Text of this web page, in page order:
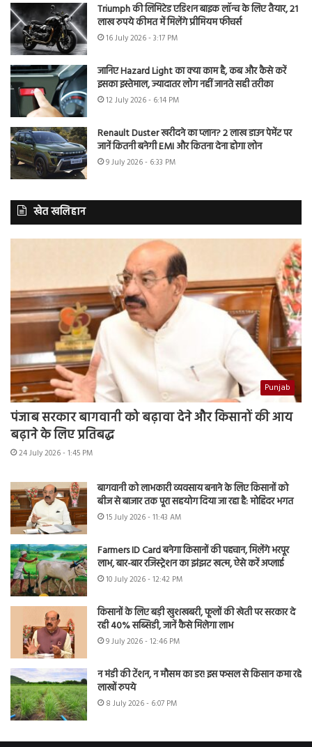
Triumph की लिमिटेड एडिशन बाइक लॉन्च के लिए तैयार, 21
लाख रुपये कीमत में मिलेंगे प्रीमियम फीचर्स
16 July 2026 - 3:17 PM
जानिए Hazard Light का क्या काम है, कब और कैसे करें
इसका इस्तेमाल, ज्यादातर लोग नहीं जानते सही तरीका
12 July 2026 - 6:14 PM
Renault Duster खरीदने का प्लान? 2 लाख डाउन पेमेंट पर
जानें कितनी बनेगी EMI और कितना देना होगा लोन
9 July 2026 - 6:33 PM
खेत खलिहान
Punjab
पंजाब सरकार बागवानी को बढ़ावा देने और किसानों की आय
बढ़ाने के लिए प्रतिबद्ध
24 July 2026 - 1:45 PM
बागवानी को लाभकारी व्यवसाय बनाने के लिए किसानों को
बीज से बाजार तक पूरा सहयोग दिया जा रहा है: मोहिंदर भगत
15 July 2026 - 11:43 AM
Farmers ID Card बनेगा किसानों की पहचान, मिलेंगे भरपूर
लाभ, बार-बार रजिस्ट्रेशन का झंझट खत्म, ऐसे करें अप्लाई
10 July 2026 - 12:42 PM
किसानों के लिए बड़ी खुशखबरी, फूलों की खेती पर सरकार दे
रही 40% सब्सिडी, जानें कैसे मिलेगा लाभ
9 July 2026 - 12:46 PM
न मंडी की टेंशन, न मौसम का डर! इस फसल से किसान कमा रहे
लाखों रुपये
8 July 2026 - 6:07 PM